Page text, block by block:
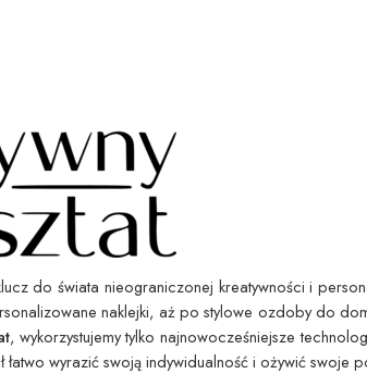
do świata nieograniczonej kreatywności i
naklejki, aż po stylowe ozdoby do
, wykorzystujemy tylko najnowocześniejsze
łatwo wyrazić swoją indywidualność i ożywić swoje